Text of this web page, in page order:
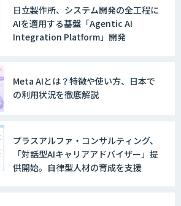
TERAS AIカメラソリューション
AIカメラ「GAUDi EYE」
ス
日立製作所、システム開発の全工程に
AIを適用する基盤「Agentic AI
Integration Platform」開発
Meta AIとは？特徴や使い方、日本で
の利用状況を徹底解説
プラスアルファ・コンサルティング、
「対話型AIキャリアアドバイザー」提
供開始。自律型人材の育成を支援